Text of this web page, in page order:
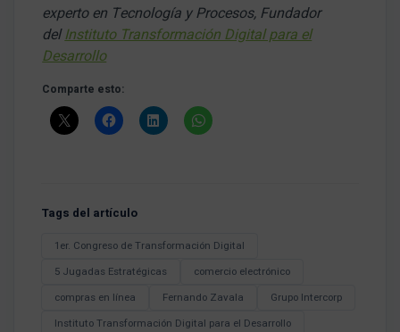
experto en Tecnología y Procesos, Fundador
delInstituto Transformación Digital para el
Desarrollo
Comparte esto:
Tags del artículo
1er. Congreso de Transformación Digital
5 Jugadas Estratégicas
comercio electrónico
compras en línea
Fernando Zavala
Grupo Intercorp
Instituto Transformación Digital para el Desarrollo